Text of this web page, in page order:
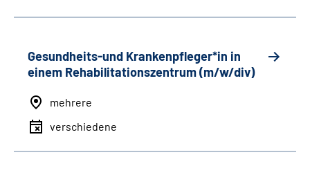
Gesundheits-und Krankenpfleger*in in
einem Rehabilitationszentrum (m/w/div)
mehrere
verschiedene